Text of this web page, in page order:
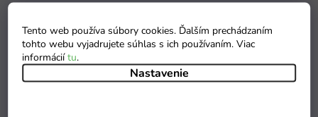
Tento web používa súbory cookies. Ďalším prechádzaním
tohto webu vyjadrujete súhlas s ich používaním. Viac
informáciítu.
Nastavenie